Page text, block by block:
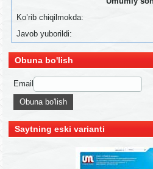
Ko’rib chiqilmokda:
Javob yuborildi:
Obuna bo'lish
Email
Saytning eski varianti